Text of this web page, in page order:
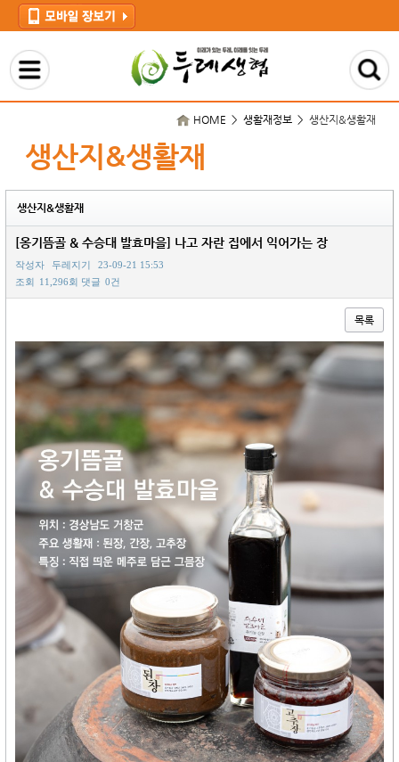
생산지&생활재
HOME > 생활재정보 > 생산지&생활재
생산지&생활재
[옹기뜸골 & 수승대 발효마을] 나고 자란 집에서 익어가는 장
작성자 두레지기
23-09-21 15:53
조회 11,296회 댓글 0건
목록
본문